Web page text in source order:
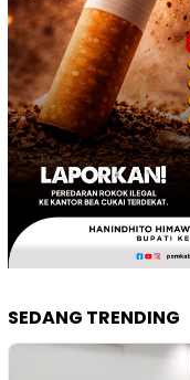
SEDANG TRENDING